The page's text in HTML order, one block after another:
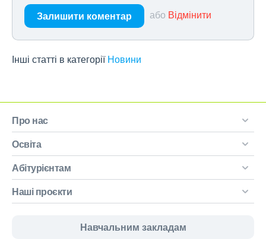
Залишити коментар або Відмінити
Інші статті в категорії Новини
Про нас
Освіта
Абітурієнтам
Наші проєкти
Навчальним закладам